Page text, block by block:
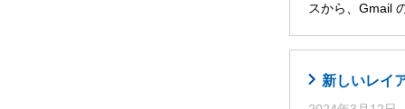
スから、Gmail
新しいレイ